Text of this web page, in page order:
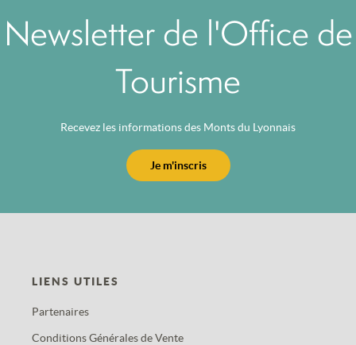
Newsletter de l'Office de
Tourisme
Recevez les informations des Monts du Lyonnais
Je m'inscris
LIENS UTILES
Partenaires
Conditions Générales de Vente